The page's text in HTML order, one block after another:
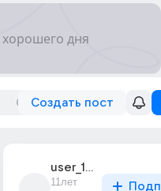
Создать пост
user_189600674
11лет